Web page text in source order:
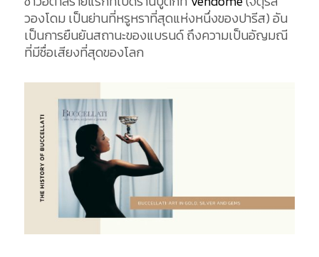
วองโดม เป็นย่านที่หรูหราที่สุดแห่งหนึ่งของปารีส) อัน
เป็นการยืนยันสถานะของแบรนด์ ถึงความเป็นอัญมณี
ที่มีชื่อเสียงที่สุดของโลก